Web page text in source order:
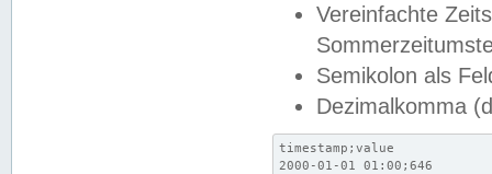
Vereinfachte
Semikolon als
Dezimalkomma
timestamp;value
2000-01-01 01:00;646